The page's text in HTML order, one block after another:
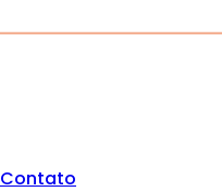
Contato